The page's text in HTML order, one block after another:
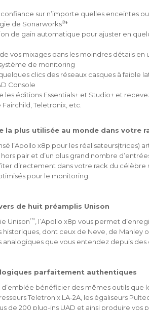
sur n’importe quelles enceintes
de Sonarworks®*
de gain automatique pour ajuster en
vos mixages dans les moindres détails
de monitoring
clics des réseaux casques à faible
Console
les éditions Essentials+ et Studio+ et
Teletronix, etc.
la plus utilisée au monde dans votre
l’Apollo x8p pour les réalisateurs(trices)
pair et d’un plus grand nombre
directement dans votre rack du célèbre
pour le monitoring.
de huit préamplis Unison
Unison™
, l’Apollo x8p vous permet
dont ceux de Neve, de Manley
que vous entendez depuis des
parfaitement authentiques
d’emblée bénéficier des mêmes outils
Teletronix LA-2A, les égaliseurs
de 200 plug-ins UAD et ainsi produire vos